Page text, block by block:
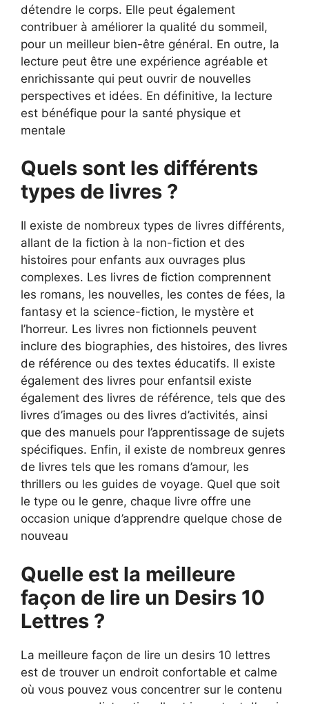
détendre le corps. Elle peut également
contribuer à améliorer la qualité du sommeil,
pour un meilleur bien-être général. En outre, la
lecture peut être une expérience agréable et
enrichissante qui peut ouvrir de nouvelles
perspectives et idées. En définitive, la lecture
est bénéfique pour la santé physique et
mentale
Quels sont les différents
types de livres ?
Il existe de nombreux types de livres différents,
allant de la fiction à la non-fiction et des
histoires pour enfants aux ouvrages plus
complexes. Les livres de fiction comprennent
les romans, les nouvelles, les contes de fées, la
fantasy et la science-fiction, le mystère et
l’horreur. Les livres non fictionnels peuvent
inclure des biographies, des histoires, des livres
de référence ou des textes éducatifs. Il existe
également des livres pour enfantsil existe
également des livres de référence, tels que des
livres d’images ou des livres d’activités, ainsi
que des manuels pour l’apprentissage de sujets
spécifiques. Enfin, il existe de nombreux genres
de livres tels que les romans d’amour, les
thrillers ou les guides de voyage. Quel que soit
le type ou le genre, chaque livre offre une
occasion unique d’apprendre quelque chose de
nouveau
Quelle est la meilleure
façon de lire un Desirs 10
Lettres ?
La meilleure façon de lire un desirs 10 lettres
est de trouver un endroit confortable et calme
où vous pouvez vous concentrer sur le contenu